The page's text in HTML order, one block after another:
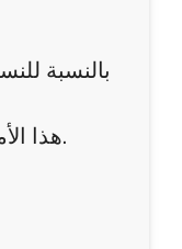
بالنسبة
هذا الأمر يساعد على تقليل أي مخاطر محتملة، ويُعطي الجسم فرصة للعودة إلى حالته الطبيعية قبل الحمل.